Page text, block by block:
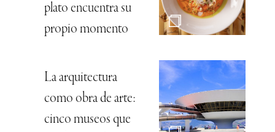
plato encuentra su
propio momento
La arquitectura
como obra de arte:
cinco museos que